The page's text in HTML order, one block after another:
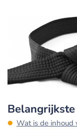
Wat is de inhoud